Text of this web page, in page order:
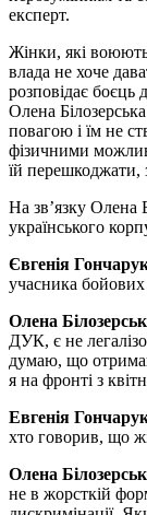
експерт.
Жінки, які
влада не хоче
розповідає боєць
Олена
повагою і їм не
фізичними
їй перешкоджати,
На зв’язку Олена
українського
Євгенія
учасника бойових
Олена
ДУК, є не
думаю, що
я на фронті з
Евгенія
хто говорив, що
Олена
не в жорсткій